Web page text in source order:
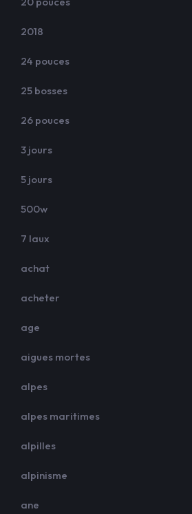
2018
24 pouces
25 bosses
26 pouces
3 jours
5 jours
500w
7 laux
achat
acheter
age
aigues mortes
alpes
alpes maritimes
alpilles
alpinisme
ane